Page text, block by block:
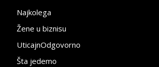
Najkolega
Žene u biznisu
UticajnOdgovorno
Šta jedemo